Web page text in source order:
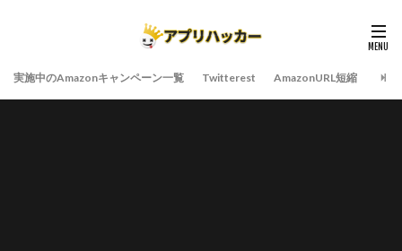
実施中のAmazonキャンペーン一覧 Twitterest AmazonURL短縮